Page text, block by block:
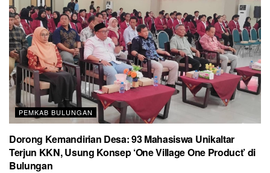
PEMKAB BULUNGAN
Dorong Kemandirian Desa: 93 Mahasiswa Unikaltar
Terjun KKN, Usung Konsep ‘One Village One Product’ di
Bulungan